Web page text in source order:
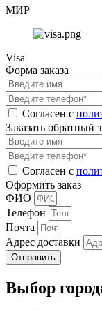
МИР
Visa
Форма заказа
Согласен с
Заказать обратный
Согласен с
Оформить заказ
ФИО
Телефон
Почта
Адрес доставки
Отправить
Выбор